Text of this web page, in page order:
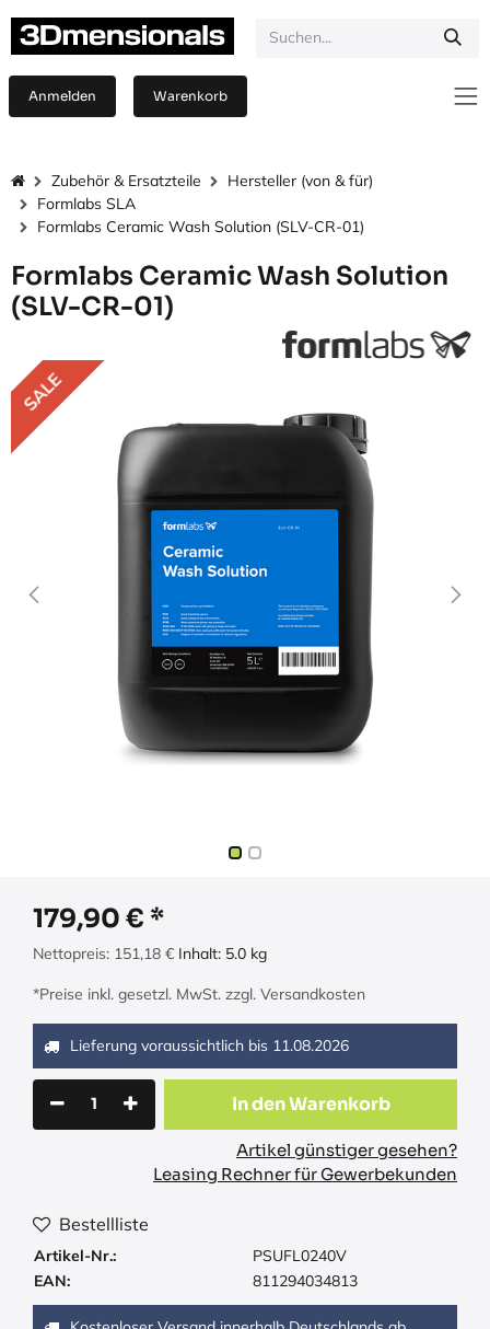
Anmelden Warenkorb
Zubehör & Ersatzteile
Hersteller (von & für)
Formlabs SLA
Formlabs Ceramic Wash Solution (SLV-CR-01)
Formlabs Ceramic Wash Solution
(SLV-CR-01)
SALE
179,90 €
Nettopreis: 151,18 € Inhalt: 5.0 kg
*Preise inkl. gesetzl. MwSt. zzgl. Versandkosten
Lieferung voraussichtlich bis 11.08.2026
In den Warenkorb
Artikel günstiger gesehen?
Leasing Rechner für Gewerbekunden
Bestellliste
Artikel-Nr.:
PSUFL0240V
EAN:
811294034813